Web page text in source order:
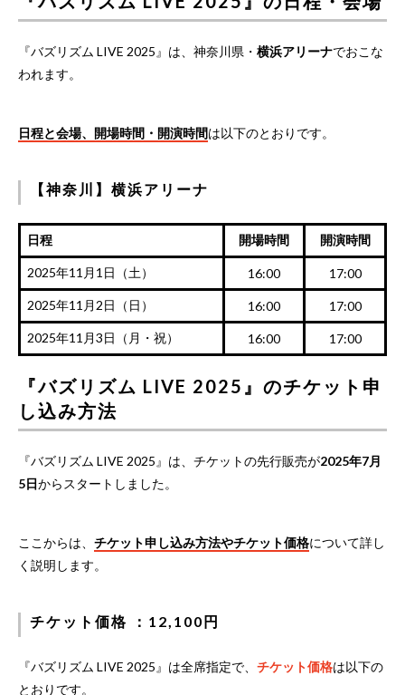
『バズリズム LIVE 2025』は、神奈川県・ 横浜アリーナでおこな
われます。
日程と会場、開場時間・開演時間は以下のとおりです。
【神奈川】横浜アリーナ
日程 開場時間 開演時間
2025年11月1日（土） 16:00 17:00
2025年11月2日（日） 16:00 17:00
2025年11月3日（月・祝） 16:00 17:00
『バズリズム LIVE 2025』のチケット申
し込み方法
『バズリズム LIVE 2025』は、チケットの先行販売が2025年7月
5日からスタートしました。
ここからは、 チケット申し込み方法やチケット価格について詳し
く説明します。
チケット価格 ：12,100円
『バズリズム LIVE 2025』は全席指定で、 チケット価格は以下の
とおりです。